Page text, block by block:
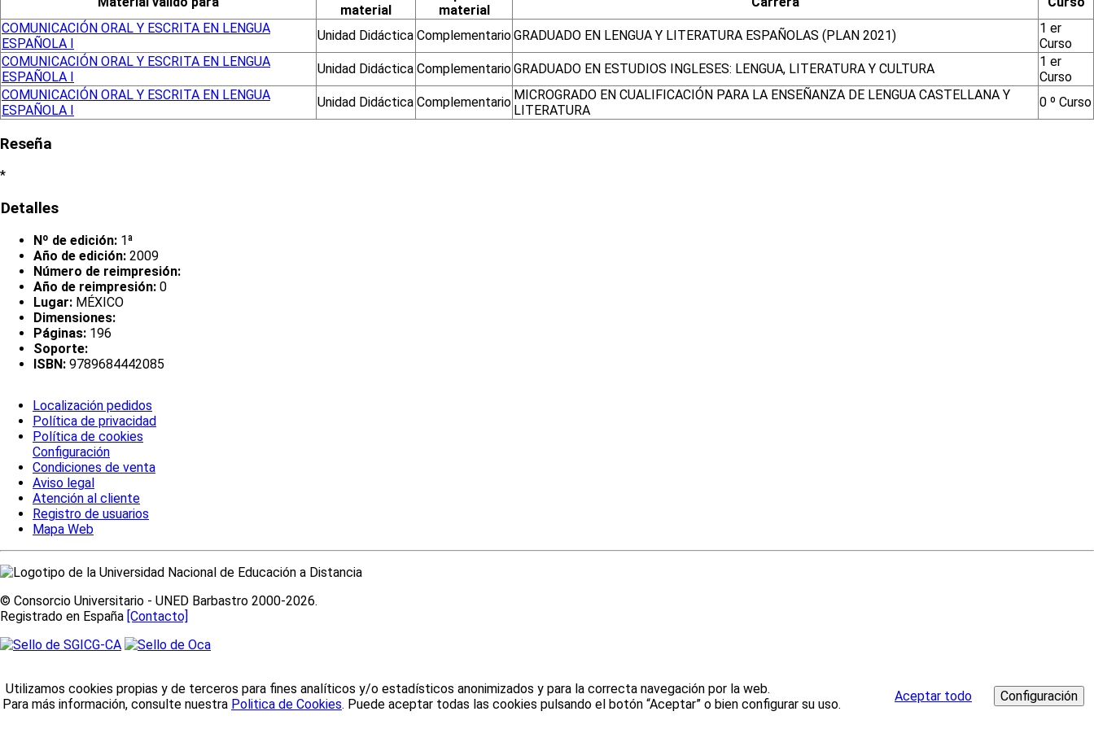
material
material
COMUNICACIÓN ORAL Y ESCRITA EN LENGUA
ESPAÑOLA I
Unidad Didáctica ComplementarioGRADUADO EN LENGUA Y LITERATURA ESPAÑOLAS (PLAN 2021)
1 er
Curso
COMUNICACIÓN ORAL Y ESCRITA EN LENGUA
ESPAÑOLA I
Unidad Didáctica ComplementarioGRADUADO EN ESTUDIOS INGLESES: LENGUA, LITERATURA Y CULTURA
1 er
Curso
COMUNICACIÓN ORAL Y ESCRITA EN LENGUA
ESPAÑOLA I
Unidad Didáctica Complementario MICROGRADO EN CUALIFICACIÓN PARA LA ENSEÑANZA DE LENGUA CASTELLANA Y
LITERATURA
0 º Curso
Reseña
*
Detalles
Nº de edición: 1ª
Año de edición: 2009
Número de reimpresión:
Año de reimpresión: 0
Lugar: MÉXICO
Dimensiones:
Páginas: 196
Soporte:
ISBN: 9789684442085
Localización pedidos
Política de privacidad
Política de cookies
Configuración
Condiciones de venta
Aviso legal
Atención al cliente
Registro de usuarios
Mapa Web
© Consorcio Universitario - UNED Barbastro 2000-2026.
Registrado en España [Contacto]
Utilizamos cookies propias y de terceros para fines analíticos y/o estadísticos anonimizados y para la correcta navegación por la web.
Para más información, consulte nuestra Politica de Cookies. Puede aceptar todas las cookies pulsando el botón “Aceptar” o bien configurar su uso.
Aceptar todo